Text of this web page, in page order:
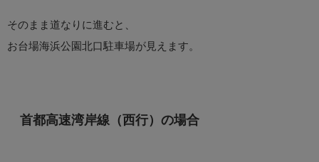
そのまま道なりに進むと、
お台場海浜公園北口駐車場が見えます。
首都高速湾岸線（西行）の場合